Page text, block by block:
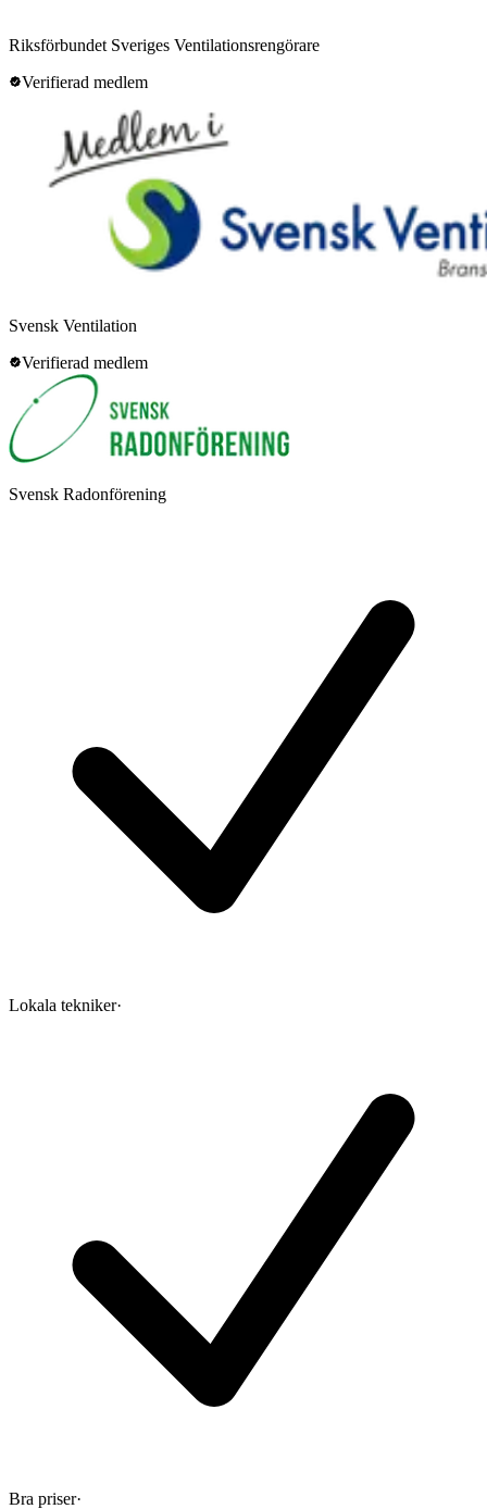
Riksförbundet Sveriges Ventilationsrengörare
Verifierad medlem
Svensk Ventilation
Verifierad medlem
Svensk Radonförening
Lokala tekniker·
Bra priser·